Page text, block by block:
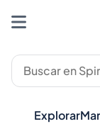
Explorar